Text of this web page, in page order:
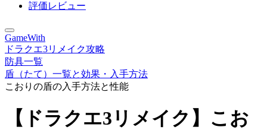
評価レビュー
GameWith
ドラクエ3リメイク攻略
防具一覧
盾（たて）一覧と効果・入手方法
こおりの盾の入手方法と性能
【ドラクエ3リメイク】こお